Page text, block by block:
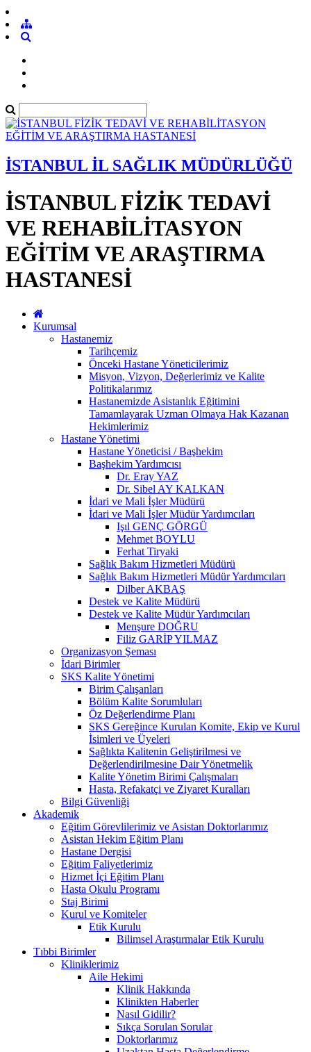
İSTANBUL İL SAĞLIK MÜDÜRLÜĞÜ
İSTANBUL FİZİK TEDAVİ
VE REHABİLİTASYON
EĞİTİM VE ARAŞTIRMA
HASTANESİ
Kurumsal
Hastanemiz
Tarihçemiz
Önceki Hastane Yöneticilerimiz
Misyon, Vizyon, Değerlerimiz ve Kalite
Politikalarımız
Hastanemizde Asistanlık Eğitimini
Tamamlayarak Uzman Olmaya Hak Kazanan
Hekimlerimiz
Hastane Yönetimi
Hastane Yöneticisi / Başhekim
Başhekim Yardımcısı
Dr. Eray YAZ
Dr. Sibel AY KALKAN
İdari ve Mali İşler Müdürü
İdari ve Mali İşler Müdür Yardımcıları
Işıl GENÇ GÖRGÜ
Mehmet BOYLU
Ferhat Tiryaki
Sağlık Bakım Hizmetleri Müdürü
Sağlık Bakım Hizmetleri Müdür Yardımcıları
Dilber AKBAŞ
Destek ve Kalite Müdürü
Destek ve Kalite Müdür Yardımcıları
Menşure DOĞRU
Filiz GARİP YILMAZ
Organizasyon Şeması
İdari Birimler
SKS Kalite Yönetimi
Birim Çalışanları
Bölüm Kalite Sorumluları
Öz Değerlendirme Planı
SKS Gereğince Kurulan Komite, Ekip ve Kurul
İsimleri ve Üyeleri
Sağlıkta Kalitenin Geliştirilmesi ve
Değerlendirilmesine Dair Yönetmelik
Kalite Yönetim Birimi Çalışmaları
Hasta, Refakatçi ve Ziyaret Kuralları
Bilgi Güvenliği
Akademik
Eğitim Görevlilerimiz ve Asistan Doktorlarımız
Asistan Hekim Eğitim Planı
Hastane Dergisi
Eğitim Faliyetlerimiz
Hizmet İçi Eğitim Planı
Hasta Okulu Programı
Staj Birimi
Kurul ve Komiteler
Etik Kurulu
Bilimsel Araştırmalar Etik Kurulu
Tıbbi Birimler
Kliniklerimiz
Aile Hekimi
Klinik Hakkında
Klinikten Haberler
Nasıl Gidilir?
Sıkça Sorulan Sorular
Doktorlarımız